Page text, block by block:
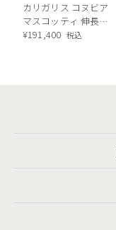
カリガリス コヌビア
マスコッティ 伸長・
昇降式テーブル ／
¥191,400 税込